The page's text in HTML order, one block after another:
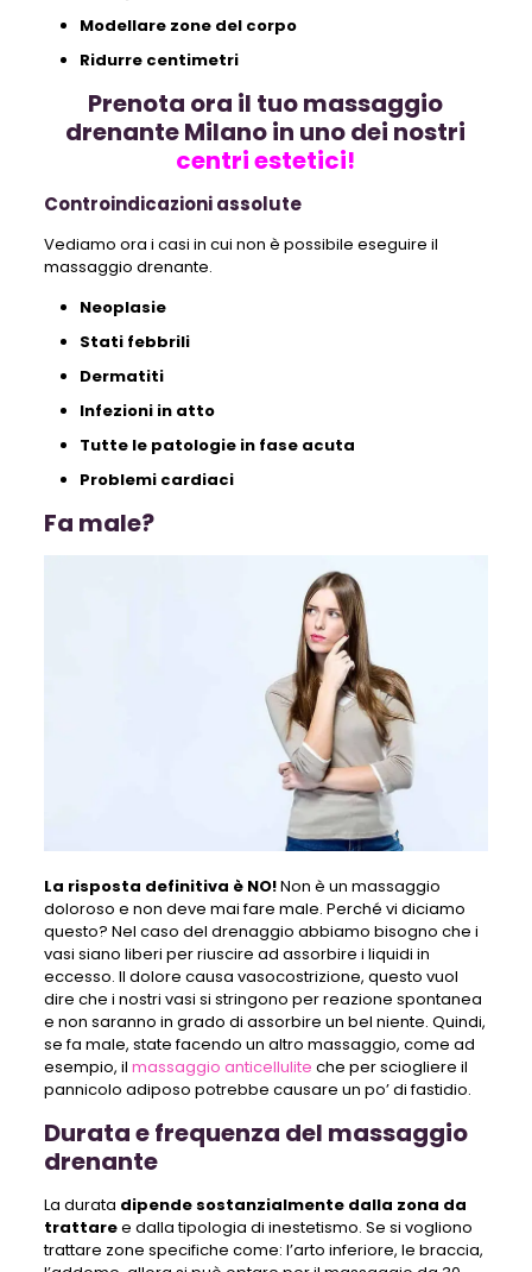
Modellare zone del corpo
Ridurre centimetri
Prenota ora il tuo massaggio
drenante Milano in uno dei nostri
centri estetici!
Controindicazioni assolute
Vediamo ora i casi in cui non è possibile eseguire il
massaggio drenante.
Neoplasie
Stati febbrili
Dermatiti
Infezioni in atto
Tutte le patologie in fase acuta
Problemi cardiaci
Fa male?
La risposta definitiva è NO!Non è un massaggio
doloroso e non deve mai fare male. Perché vi diciamo
questo? Nel caso del drenaggio abbiamo bisogno che i
vasi siano liberi per riuscire ad assorbire i liquidi in
eccesso. Il dolore causa vasocostrizione, questo vuol
dire che i nostri vasi si stringono per reazione spontanea
e non saranno in grado di assorbire un bel niente. Quindi,
se fa male, state facendo un altro massaggio, come ad
esempio, il massaggio anticellulite che per sciogliere il
pannicolo adiposo potrebbe causare un po’ di fastidio.
Durata e frequenza del massaggio
drenante
La durata dipende sostanzialmente dalla zona da
trattaree dalla tipologia di inestetismo. Se si vogliono
trattare zone specifiche come: l’arto inferiore, le braccia,